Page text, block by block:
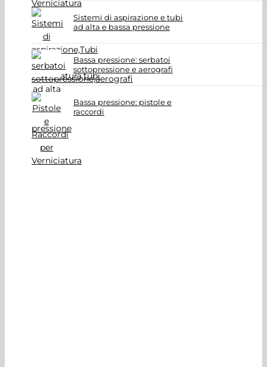
Sistemi di aspirazione e tubi
ad alta e bassa pressione
Bassa pressione: serbatoi
sottopressione e aerografi
Bassa pressione: pistole e
raccordi